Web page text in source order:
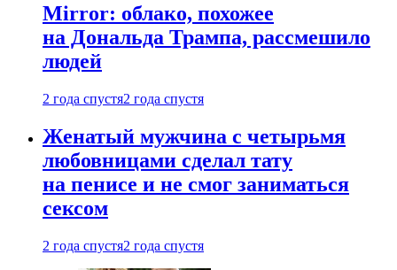
Mirror: облако, похожее
на Дональда Трампа, рассмешило
людей
2 года спустя2 года спустя
Женатый мужчина с четырьмя
любовницами сделал тату
на пенисе и не смог заниматься
сексом
2 года спустя2 года спустя